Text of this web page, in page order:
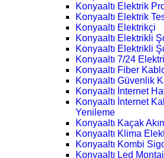
Konyaaltı Elektrik
Konyaaltı Elektrik
Konyaaltı Elektrikçi
Konyaaltı Elektrikli
Konyaaltı Elektrikli
Konyaaltı 7/24
Konyaaltı Fiber
Konyaaltı Güvenlik
Konyaaltı İnternet
Konyaaltı İnternet
Yenileme
Konyaaltı Kaçak
Konyaaltı Klima
Konyaaltı Kombi
Konyaaltı Led